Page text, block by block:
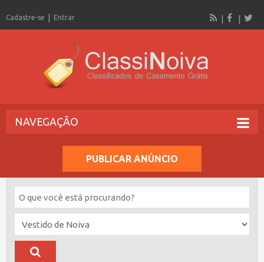
Cadastre-se Entrar
NAVEGAÇÃO
PUBLICAR ANÚNCIO